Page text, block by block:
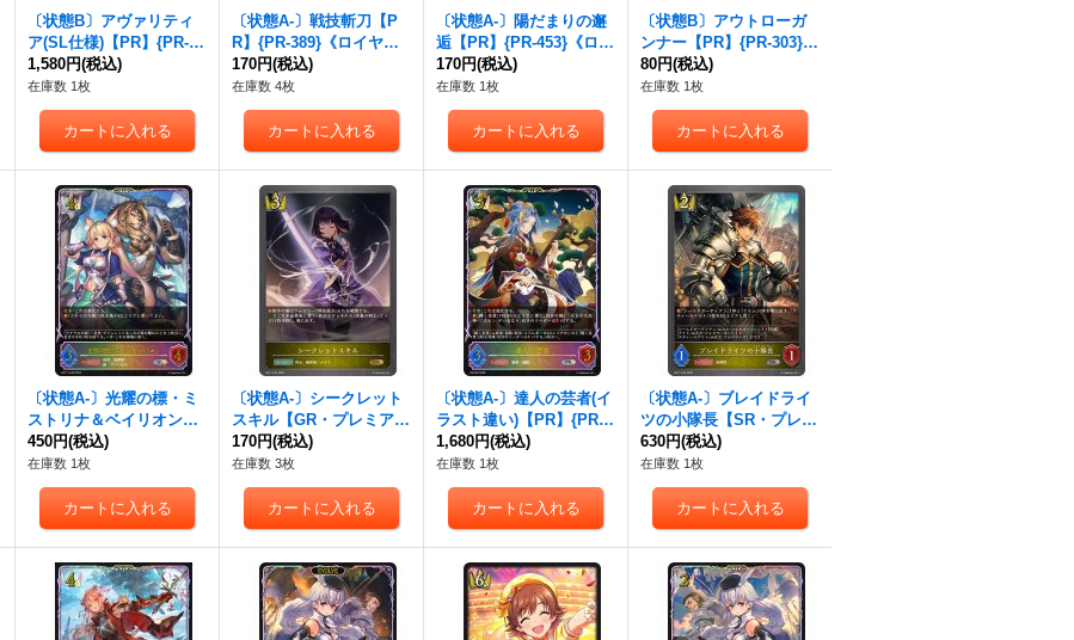
〔状態B〕アヴァリティ
ア(SL仕様)【PR】{PR-49
0}《ロイヤル》
1,580円(税込)
在庫数 1枚
〔状態A-〕戦技斬刀【P
R】{PR-389}《ロイヤ
ル》
170円(税込)
在庫数 4枚
〔状態A-〕陽だまりの邂
逅【PR】{PR-453}《ロイ
ヤル》
170円(税込)
在庫数 1枚
〔状態B〕アウトローガ
ンナー【PR】{PR-303}
《ロイヤル》
80円(税込)
在庫数 1枚
〔状態A-〕光耀の標・ミ
ストリナ＆ベイリオン
【SL】{BP17-SL06}《ロ
イヤル》
450円(税込)
在庫数 1枚
〔状態A-〕シークレット
スキル【GR・プレミア
ム】{BP17-P05}《ロイヤ
ル》
170円(税込)
在庫数 3枚
〔状態A-〕達人の芸者(イ
ラスト違い)【PR】{PR-4
50}《ロイヤル》
1,680円(税込)
在庫数 1枚
〔状態A-〕ブレイドライ
ツの小隊長【SR・プレミ
アム】{BP17-P06}《ロイ
ヤル》
630円(税込)
在庫数 1枚